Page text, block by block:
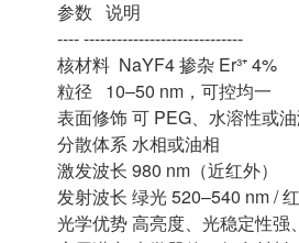
参数 说明
---- -----------------------------
核材料 NaYF4 掺杂 Er³⁺
粒径 10–50 nm，可控
表面修饰 可 PEG、水溶
分散体系 水相或油
激发波长 980 nm（近
发射波长 绿光 520–540 nm /
光学优势 高亮度、光稳定性